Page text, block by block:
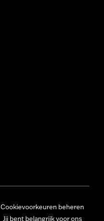
Cookievoorkeuren beheren
Jij bent belangrijk voor ons